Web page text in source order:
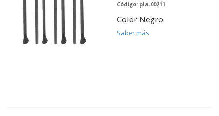
Código: pla-00211
Color Negro
Saber más